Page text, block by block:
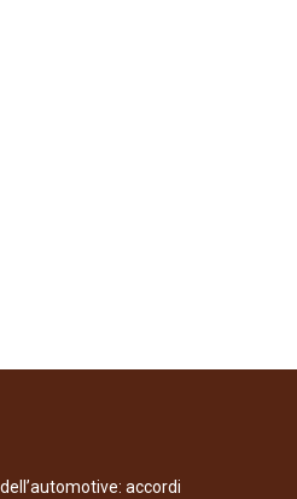
accordi